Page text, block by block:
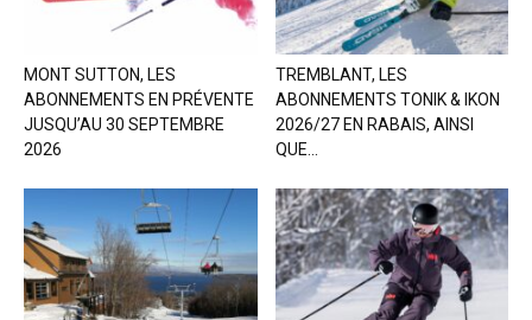
MONT SUTTON, LES
ABONNEMENTS EN PRÉVENTE
JUSQU’AU 30 SEPTEMBRE
2026
TREMBLANT, LES
ABONNEMENTS TONIK & IKON
2026/27 EN RABAIS, AINSI
QUE...